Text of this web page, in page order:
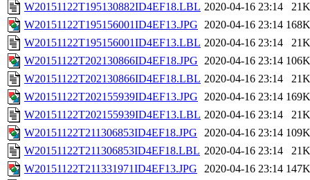
W20151122T195130882ID4EF18.LBL 2020-04-16 23:14
21K
W20151122T195156001ID4EF13.JPG 2020-04-16 23:14 168K
W20151122T195156001ID4EF13.LBL 2020-04-16 23:14
21K
W20151122T202130866ID4EF18.JPG 2020-04-16 23:14 106K
W20151122T202130866ID4EF18.LBL 2020-04-16 23:14
21K
W20151122T202155939ID4EF13.JPG 2020-04-16 23:14 169K
W20151122T202155939ID4EF13.LBL 2020-04-16 23:14
21K
W20151122T211306853ID4EF18.JPG
2020-04-16 23:14 109K
W20151122T211306853ID4EF18.LBL 2020-04-16 23:14
21K
W20151122T211331971ID4EF13.JPG
2020-04-16 23:14 147K